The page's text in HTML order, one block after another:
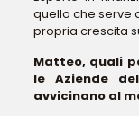
quello che serve
propria crescita
Matteo, quali
le Aziende
avvicinano al